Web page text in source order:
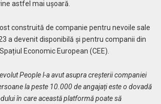
astfel mai ușoară.
construită de companie pentru nevoile sale
a devenit disponibilă și pentru companii din
Economic European (CEE).
People l-a avut asupra creșterii companiei
la peste 10.000 de angajați este o dovadă
în care această platformă poate să